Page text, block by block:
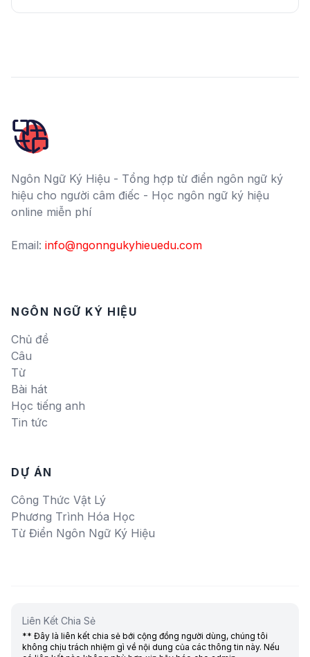
Ngôn Ngữ Ký Hiệu - Tổng hợp từ điển ngôn ngữ ký
hiệu cho người câm điếc - Học ngôn ngữ ký hiệu
online miễn phí
Email: info@ngonngukyhieuedu.com
NGÔN NGỮ KÝ HIỆU
Chủ đề
Câu
Từ
Bài hát
Học tiếng anh
Tin tức
DỰ ÁN
Công Thức Vật Lý
Phương Trình Hóa Học
Từ Điển Ngôn Ngữ Ký Hiệu
Liên Kết Chia Sẻ
** Đây là liên kết chia sẻ bới cộng đồng người dùng, chúng tôi
không chịu trách nhiệm gì về nội dung của các thông tin này. Nếu